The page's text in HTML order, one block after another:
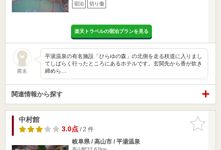
宿泊 切り傷
楽天トラベルの宿泊プランを見る
匿名
平湯温泉の有名施設「ひらゆの森」の北側を走る枝道に入りまし
てしばらく行ったところにあるホテルです。玄関先から香が炊き
締めら…
関連情報から探す
お気に入
りに追加
中村館
3.0点/ 2 件
岐阜県 / 高山市 / 平湯温泉